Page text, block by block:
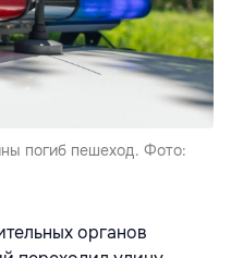
погиб пешеход. Фото:
органов